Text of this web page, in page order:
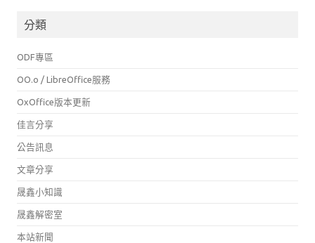
分類
ODF專區
OO.o / LibreOffice服務
OxOffice版本更新
佳言分享
公告訊息
文章分享
晟鑫小知識
晟鑫解密室
本站新聞